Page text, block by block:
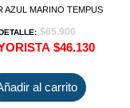
AZUL MARINO TEMPUS
$65.900
$46.130
al carrito